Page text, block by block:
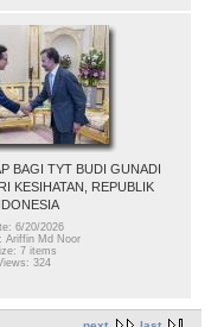
BAGI TYT BUDI GUNADI
KESIHATAN, REPUBLIK
6/20/2026
Ariffin Md Noor
7 items
324